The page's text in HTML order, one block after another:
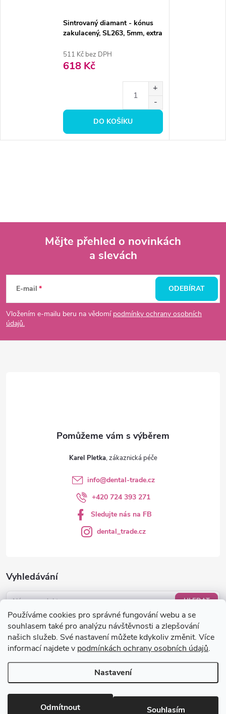
Používáme cookies pro správné fungování webu a se
souhlasem také pro analýzu návštěvnosti a zlepšování
našich služeb. Své nastavení můžete kdykoliv změnit. Více
informací najdete v podmínkách ochrany osobních údajů.
Nastavení
Odmítnout Souhlasím
Sintrovaný diamant - kónus
zakulacený, SL263, 5mm, extra
511 Kč bez DPH
618 Kč
DO KOŠÍKU
p
a
Mějte přehled o novinkách
a slevách
E-mail
Vložením e-mailu beru na vědomí podmínky ochrany osobních
údajů.
ODEBÍRAT
Vyhledávání
HLEDAT
Nákupní košík
0KS /0 KČ
Karel Pletka
info@dental-trade.cz
+420 724 393 271
Sledujte nás na FB
dental_trade.cz
Copyright 2026dental-trade.cz. Všechna práva vyhrazena.Upravit
nastavení cookies